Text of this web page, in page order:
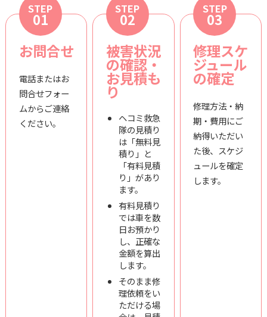
STEP
01
お問合せ
電話またはお
問合せフォー
ムからご連絡
ください。
STEP
02
被害状況
の確認・
お見積も
り
ヘコミ救急
隊の見積り
は「無料見
積り」と
「有料見積
り」があり
ます。
有料見積り
では車を数
日お預かり
し、正確な
金額を算出
します。
そのまま修
理依頼をい
ただける場
STEP
03
修理スケ
ジュール
の確定
修理方法・納
期・費用にご
納得いただい
た後、スケジ
ュールを確定
します。